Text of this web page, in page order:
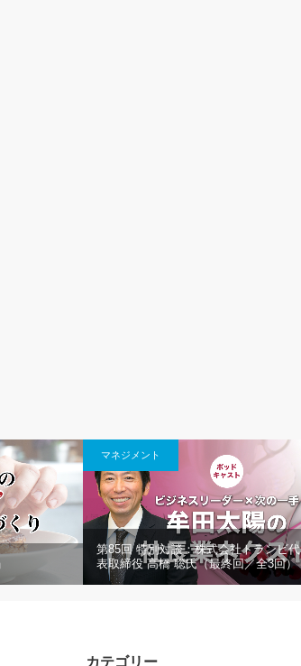
マネジメント
第85回 特別対談：株式会社トランビ代
表取締役 高橋 聡氏（最終回／全3回）
カテゴリー